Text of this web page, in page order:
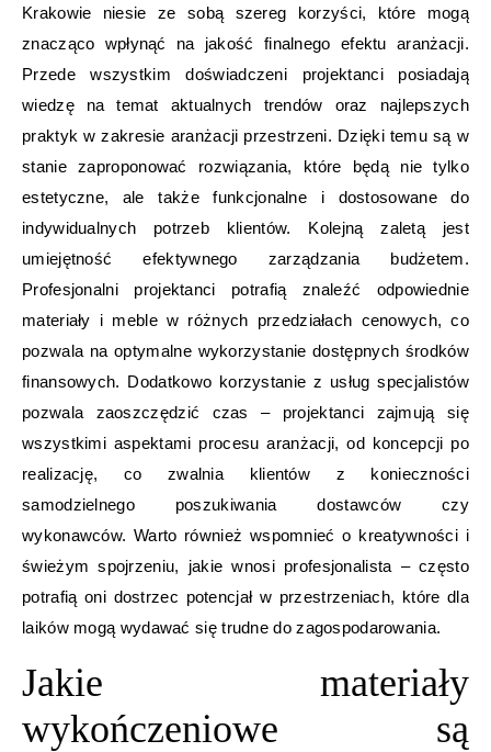
Krakowie niesie ze sobą szereg korzyści, które mogą
znacząco wpłynąć na jakość finalnego efektu aranżacji.
Przede wszystkim doświadczeni projektanci posiadają
wiedzę na temat aktualnych trendów oraz najlepszych
praktyk w zakresie aranżacji przestrzeni. Dzięki temu są w
stanie zaproponować rozwiązania, które będą nie tylko
estetyczne, ale także funkcjonalne i dostosowane do
indywidualnych potrzeb klientów. Kolejną zaletą jest
umiejętność efektywnego zarządzania budżetem.
Profesjonalni projektanci potrafią znaleźć odpowiednie
materiały i meble w różnych przedziałach cenowych, co
pozwala na optymalne wykorzystanie dostępnych środków
finansowych. Dodatkowo korzystanie z usług specjalistów
pozwala zaoszczędzić czas – projektanci zajmują się
wszystkimi aspektami procesu aranżacji, od koncepcji po
realizację, co zwalnia klientów z konieczności
samodzielnego poszukiwania dostawców czy
wykonawców. Warto również wspomnieć o kreatywności i
świeżym spojrzeniu, jakie wnosi profesjonalista – często
potrafią oni dostrzec potencjał w przestrzeniach, które dla
laików mogą wydawać się trudne do zagospodarowania.
Jakie materiały
wykończeniowe są